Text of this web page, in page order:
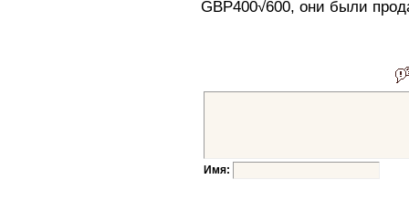
GBP400√600, они были
Имя: